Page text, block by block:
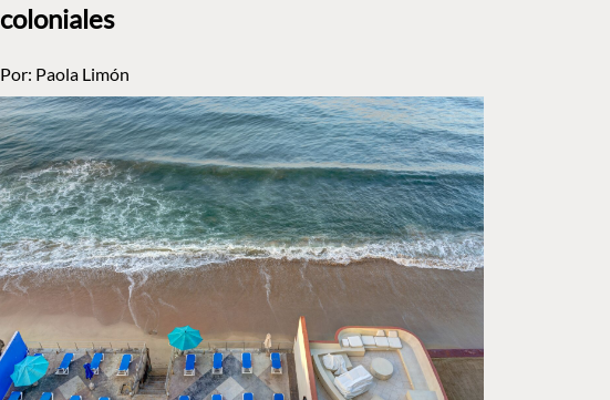
coloniales
Por: Paola Limón